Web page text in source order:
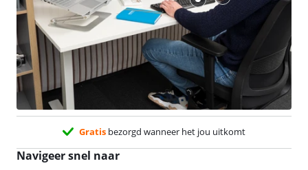
Gratis bezorgd wanneer het jou uitkomt
Navigeer snel naar